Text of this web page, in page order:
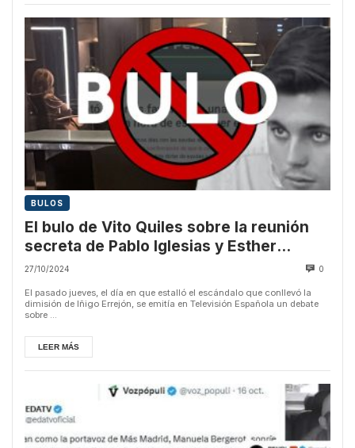
BULOS
El bulo de Vito Quiles sobre la reunión
secreta de Pablo Iglesias y Esther
Palomera
27/10/2024 0
El pasado jueves, el día en que estalló el escándalo que conllevó la
dimisión de Iñigo Errejón, se emitía en Televisión Española un debate
sobre ...
LEER MÁS